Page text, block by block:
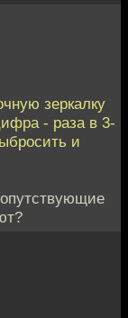
зеркалку
- раза в 3-
и